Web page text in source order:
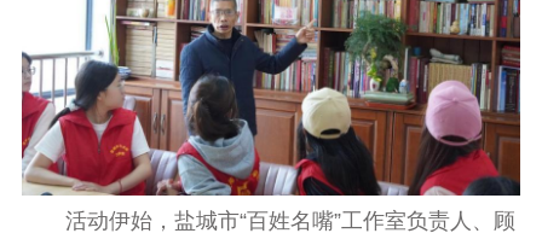
活动伊始，盐城市“百姓名嘴”工作室负责人、顾